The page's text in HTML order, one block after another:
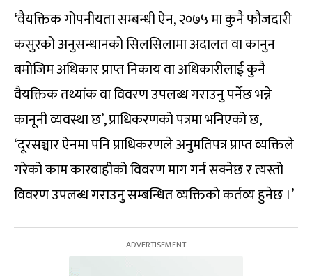
‘वैयक्तिक गोपनीयता सम्बन्धी ऐन, २०७५ मा कुनै फौजदारी
कसुरको अनुसन्धानको सिलसिलामा अदालत वा कानुन
बमोजिम अधिकार प्राप्त निकाय वा अधिकारीलाई कुनै
वैयक्तिक तथ्यांक वा विवरण उपलब्ध गराउनु पर्नेछ भन्ने
कानूनी व्यवस्था छ’, प्राधिकरणको पत्रमा भनिएको छ,
‘दूरसञ्चार ऐनमा पनि प्राधिकरणले अनुमतिपत्र प्राप्त व्यक्तिले
गरेको काम कारवाहीको विवरण माग गर्न सक्नेछ र त्यस्तो
विवरण उपलब्ध गराउनु सम्बन्धित व्यक्तिको कर्तव्य हुनेछ ।’